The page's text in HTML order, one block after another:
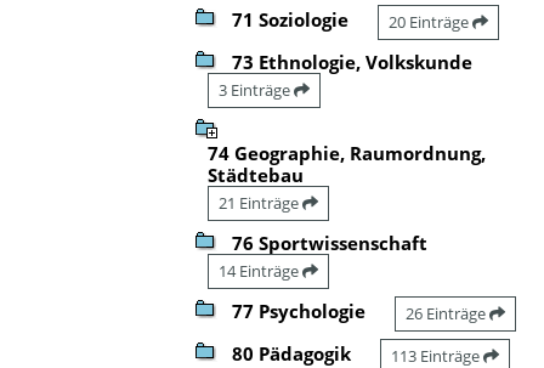
71 Soziologie 20 Einträge
73 Ethnologie, Volkskunde
3 Einträge
74 Geographie, Raumordnung,
Städtebau
21 Einträge
76 Sportwissenschaft
14 Einträge
77 Psychologie 26 Einträge
80 Pädagogik 113 Einträge